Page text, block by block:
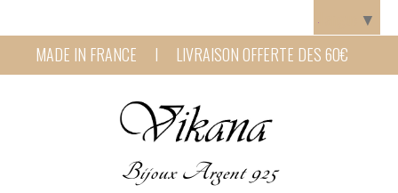
MADE IN FRANCE I LIVRAISON OFFERTE DES 60€
Bijoux Argent 925
▼